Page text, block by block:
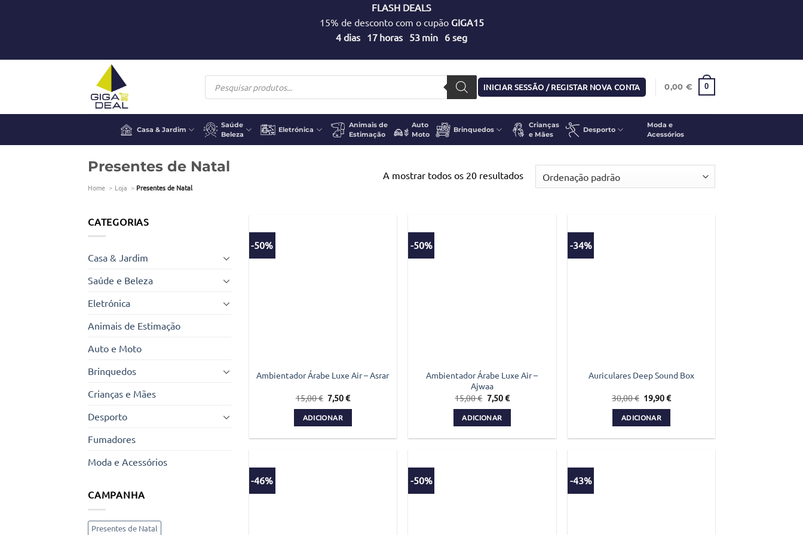
FLASH DEALS
15% de desconto com o cupão GIGA15
4 dias 17 horas 53 min 5 seg
Products
search
INICIAR SESSÃO / REGISTAR NOVA CONTA 0,00 € 0
Casa & Jardim
Saúde
Beleza
Eletrónica
Animais de
Estimação
Auto
Moto
Brinquedos
Crianças
e Mães
Desporto
Moda e
Acessórios
Presentes de Natal
Home Loja Presentes de Natal
A mostrar todos os 20 resultados
CATEGORIAS
Casa & Jardim
Saúde e Beleza
Eletrónica
Animais de Estimação
Auto e Moto
Brinquedos
Crianças e Mães
Desporto
Fumadores
Moda e Acessórios
CAMPANHA
Presentes de Natal
-50%
Ambientador Árabe Luxe Air – Asrar
15,00€ O
preço
original
era:
7,50€O
ADICIONAR
-50%
Ambientador Árabe Luxe Air –
Ajwaa
15,00€ O
preço
original
era:
7,50€O
ADICIONAR
-34%
Auriculares Deep Sound Box
30,00€ O
preço
original
era:
19,90€O
ADICIONAR
-46% -50% -43%